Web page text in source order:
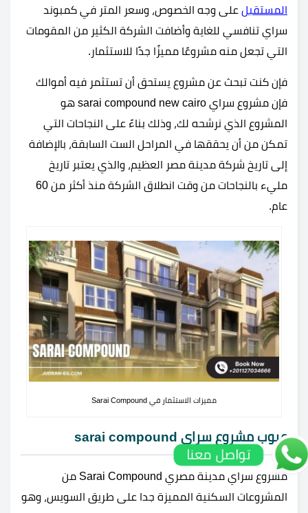
المستقبل على وجه الخصوص، وسعر المتر في كمبوند
سراي تنافسي للغاية وأضافت الشركة الكثير من المقومات
التي تجعل منه مشروعًا مميزًا جدًا للاستثمار.
فإن كنت تبحث عن مشروع يستحق أن تستثمر فيه أموالك
فإن مشروع سراي sarai compound new cairo هو
المشروع الذي نرشحه لك، وذلك بناءً على النجاحات التي
تمكن من أن يحققها في المراحل الست السابقة، بالإضافة
إلى تاريخ شركة مدينة مصر العظيم، والذي يعتبر تاريخ
مليء بالنجاحات من وقت انطلاق الشركة منذ أكثر من 60
عام.
مميزات الاستثمار في Sarai Compound
عيوب مشروع سراي sarai compound
مشروع سراي مدينة مصري Sarai Compound من
المشروعات السكنية المميزة جدا على طريق السويس، وهو
تواصل معنا